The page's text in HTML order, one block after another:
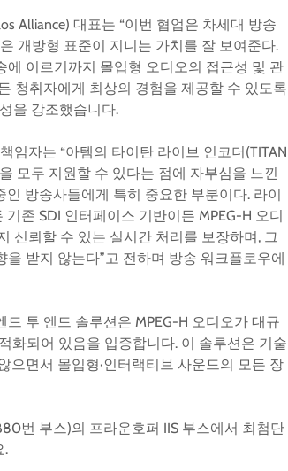
Alliance) 대표는 “이번 협업은 차세대 방송
개방형 표준이 지니는 가치를 잘 보여준다.
이르기까지 몰입형 오디오의 접근성 및 관
청취자에게 최상의 경험을 제공할 수 있도록
을 강조했습니다.
임자는 “아템의 타이탄 라이브 인코더(TITAN
모두 지원할 수 있다는 점에 자부심을 느낀
인 방송사들에게 특히 중요한 부분이다. 라이
존 SDI 인터페이스 기반이든 MPEG-H 오디
신뢰할 수 있는 실시간 처리를 보장하며, 그
받지 않는다”고 전하며 방송 워크플로우에
투 엔드 솔루션은 MPEG-H 오디오가 대규
화되어 있음을 입증합니다. 이 솔루션은 기술
으면서 몰입형·인터랙티브 사운드의 모든 장
번 부스)의 프라운호퍼 IIS 부스에서 최첨단
.